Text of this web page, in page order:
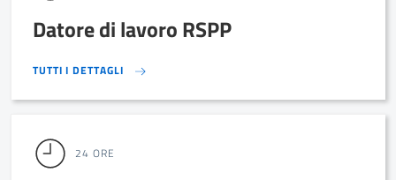
Datore di lavoro RSPP
TUTTI I DETTAGLI TUTTI I DETTAGLI
24 ORE